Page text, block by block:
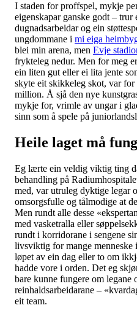
I staden for proffspel, mykje
eigenskapar ganske godt –
dugnadsarbeidar og ein
ungdommane i mi eiga
blei min arena, men Evje
frykteleg nedur. Men for meg
ein liten gut eller ei lita jente
skyte eit skikkeleg skot, var
million. Å sjå den nye
mykje for, vrimle av ungar i
sinn som å spele på
Heile laget må
Eg lærte ein veldig viktig ting
behandling på
med, var utruleg dyktige legar
omsorgsfulle og tålmodige at
Men rundt alle desse
med vasketralla eller
rundt i korridorane i sengene
livsviktig for mange menneske
løpet av ein dag eller to om
hadde vore i orden. Det eg
bare kunne fungere om legane
reinhaldsarbeidarane –
eit team.